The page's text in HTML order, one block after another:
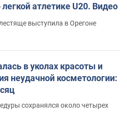
атлетике U20. Видео
выступила в Орегоне
в уколах красоты и
неудачной косметологии:
сохранялся около четырех